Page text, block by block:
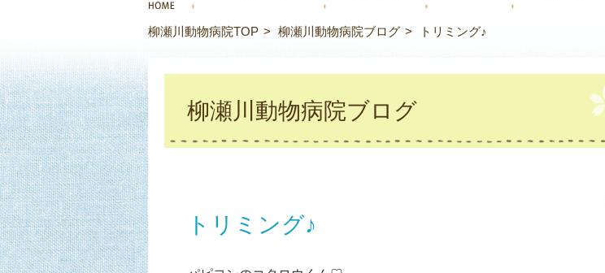
柳瀬川動物病院TOP 柳瀬川動物病院ブログ トリミング♪
柳瀬川動物病院ブログ
トリミング♪